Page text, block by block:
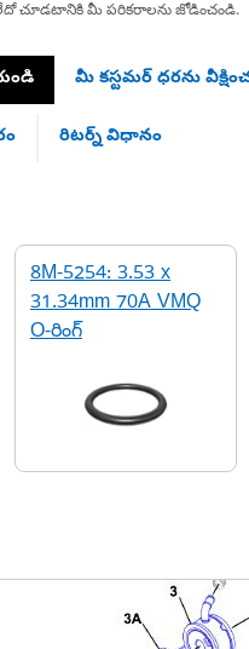
చూడటానికి మీ పరికరాలను జోడించండి.
మీ కస్టమర్ ధరను
రిటర్న్ విధానం
8M-5254: 3.53 x
31.34mm 70A VMQ
O-రింగ్